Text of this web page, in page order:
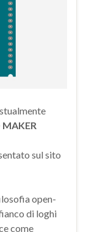
MAKER
sul sito
open-
di loghi
come